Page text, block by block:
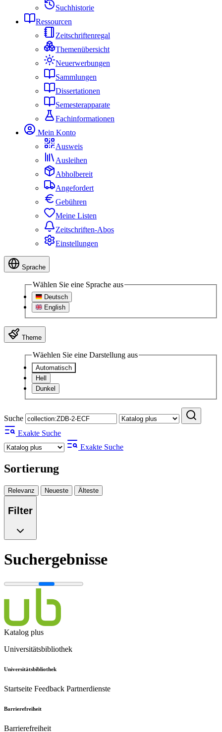
Suchhistorie
Ressourcen
Zeitschriftenregal
Themenübersicht
Neuerwerbungen
Sammlungen
Dissertationen
Semesterapparate
Fachinformationen
Mein Konto
Ausweis
Ausleihen
Abholbereit
Angefordert
Gebühren
Meine Listen
Zeitschriften-Abos
Einstellungen
Sprache
Wählen Sie eine Sprache aus
Deutsch
English
Theme
Wäehlen Sie eine Darstellung aus
Automatisch
Hell
Dunkel
Suche
Exakte Suche
Exakte Suche
Sortierung
Relevanz Neueste Älteste
Filter
Suchergebnisse
Katalog plus
Universitätsbibliothek
Universitätsbibliothek
Startseite Feedback Partnerdienste
Barrierefreiheit
Barrierefreiheit